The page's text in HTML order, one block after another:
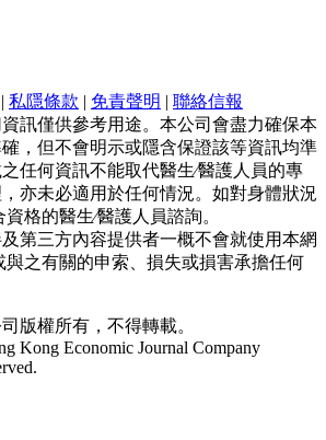
| 私隱條款 | 免責聲明 | 聯絡信報
訊僅供參考用途。本公司會盡力確保本
，但不會明示或隱含保證該等資訊均準
任何資訊不能取代醫生∕醫護人員的專
亦未必適用於任何情況。如對身體狀況
格的醫生∕醫護人員諮詢。
第三方內容提供者一概不會就使用本網
與之有關的申索、損失或損害承擔任何
版權所有，不得轉載。
Kong Economic Journal Company